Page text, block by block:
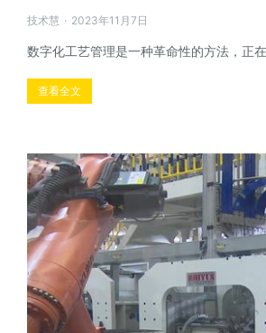
技术慧 2023年11月7日
数字化工艺管理是一种革命性的方法，正
查看全文